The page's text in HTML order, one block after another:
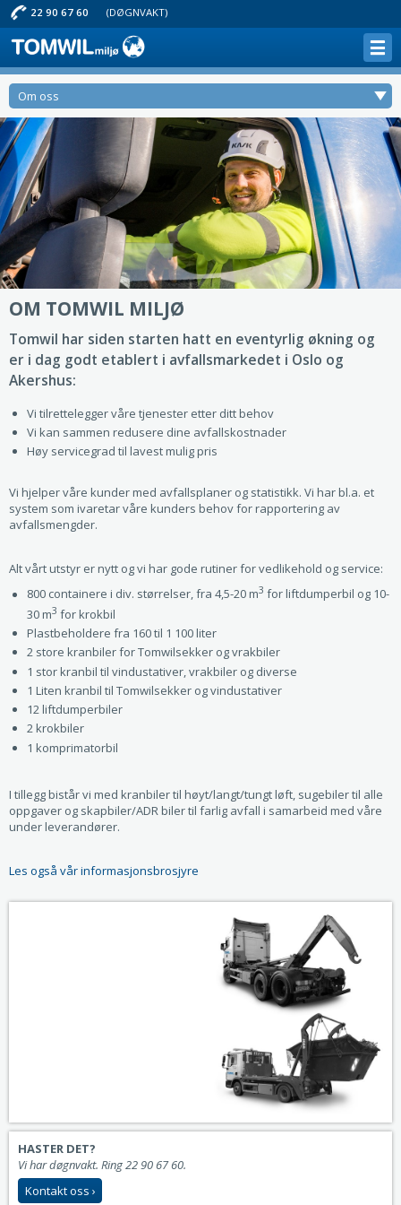
22 90 67 60 (DØGNVAKT)
Om oss
OM TOMWIL MILJØ
Tomwil har siden starten hatt en eventyrlig økning og
er i dag godt etablert i avfallsmarkedet i Oslo og
Akershus:
Vi tilrettelegger våre tjenester etter ditt behov
Vi kan sammen redusere dine avfallskostnader
Høy servicegrad til lavest mulig pris
Vi hjelper våre kunder med avfallsplaner og statistikk. Vi har bl.a. et
system som ivaretar våre kunders behov for rapportering av
avfallsmengder.
Alt vårt utstyr er nytt og vi har gode rutiner for vedlikehold og service:
800 containere i div. størrelser, fra 4,5-20 m3 for liftdumperbil og 10-
30 m3 for krokbil
Plastbeholdere fra 160 til 1 100 liter
2 store kranbiler for Tomwilsekker og vrakbiler
1 stor kranbil til vindustativer, vrakbiler og diverse
1 Liten kranbil til Tomwilsekker og vindustativer
12 liftdumperbiler
2 krokbiler
1 komprimatorbil
I tillegg bistår vi med kranbiler til høyt/langt/tungt løft, sugebiler til alle
oppgaver og skapbiler/ADR biler til farlig avfall i samarbeid med våre
under leverandører.
Les også vår informasjonsbrosjyre
HASTER DET?
Vi har døgnvakt. Ring22 90 67 60.
Kontakt oss ›